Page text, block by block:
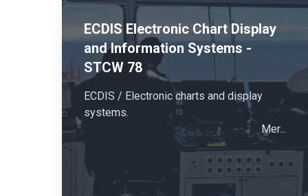
ECDIS Electronic Chart Display
and Information Systems -
STCW 78
ECDIS / Electronic charts and display
systems.
Mer...